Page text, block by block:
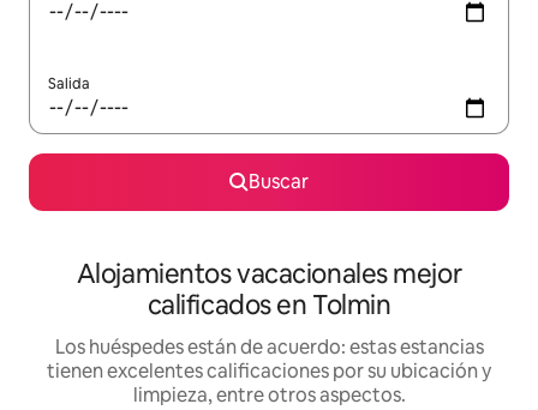
Salida
Buscar
Alojamientos vacacionales mejor
calificados en Tolmin
Los huéspedes están de acuerdo: estas estancias
tienen excelentes calificaciones por su ubicación y
limpieza, entre otros aspectos.